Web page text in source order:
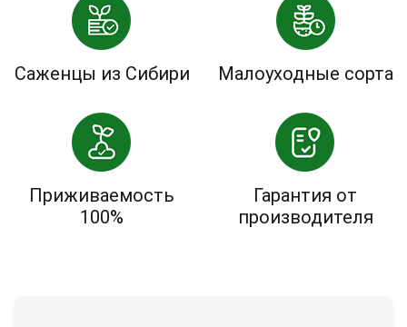
Саженцы из Сибири Малоуходные сорта
Приживаемость
100%
Гарантия от
производителя